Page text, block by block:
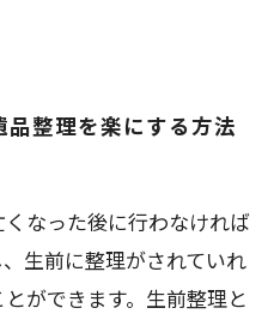
整理を楽にする方法
なった後に行わなければ
生前に整理がされていれ
ができます。生前整理と